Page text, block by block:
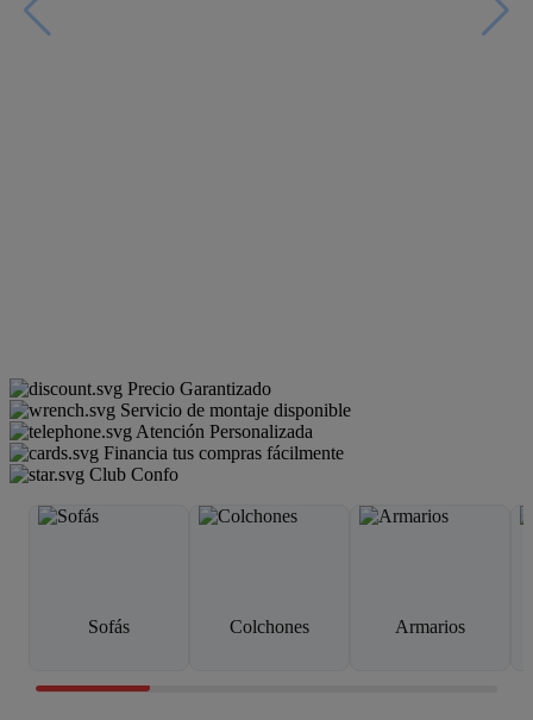
Precio Garantizado
Servicio de montaje disponible
Atención Personalizada
Financia tus compras fácilmente
Club Confo
Sofás Colchones Armarios